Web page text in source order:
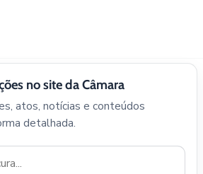
no site da Câmara
atos, notícias e conteúdos
detalhada.